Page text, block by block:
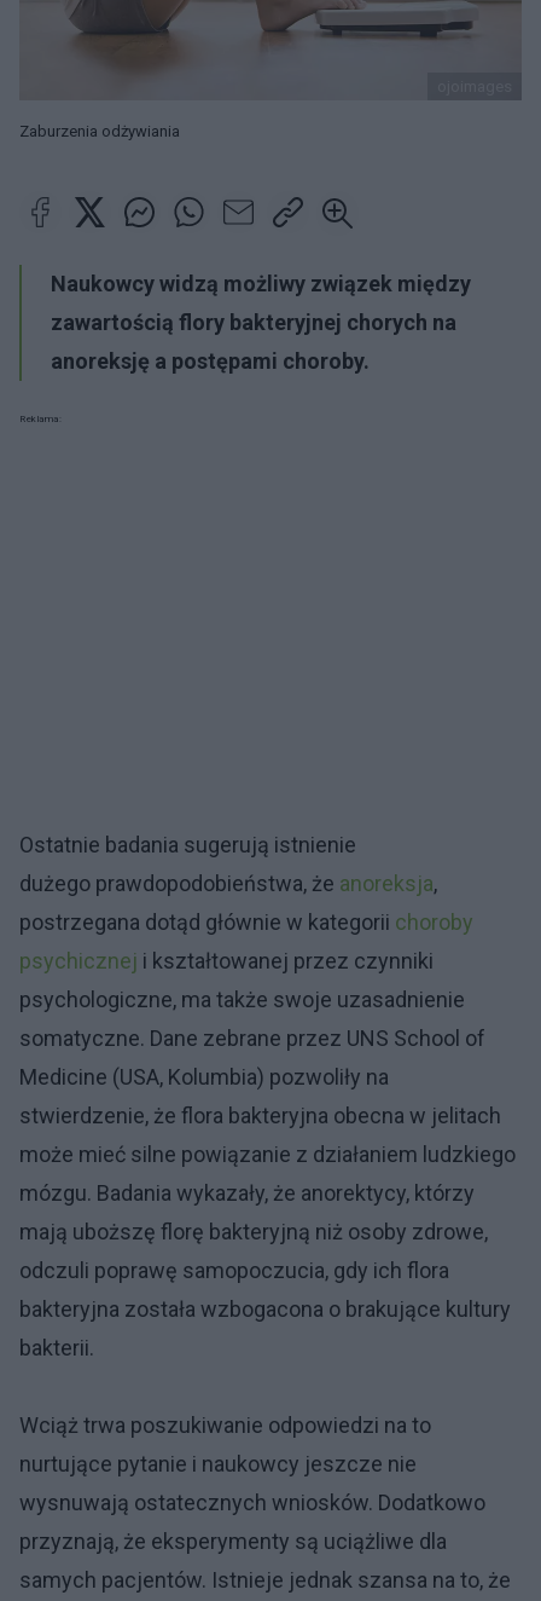
Zaburzenia odżywiania
Naukowcy widzą możliwy związek między
zawartością flory bakteryjnej chorych na
anoreksję a postępami choroby.
Reklama:
Ostatnie badania sugerują istnienie
dużego prawdopodobieństwa, że anoreksja,
postrzegana dotąd głównie w kategorii choroby
psychicznej i kształtowanej przez czynniki
psychologiczne, ma także swoje uzasadnienie
somatyczne. Dane zebrane przez UNS School of
Medicine (USA, Kolumbia) pozwoliły na
stwierdzenie, że flora bakteryjna obecna w jelitach
może mieć silne powiązanie z działaniem ludzkiego
mózgu. Badania wykazały, że anorektycy, którzy
mają uboższę florę bakteryjną niż osoby zdrowe,
odczuli poprawę samopoczucia, gdy ich flora
bakteryjna została wzbogacona o brakujące kultury
bakterii.
Wciąż trwa poszukiwanie odpowiedzi na to
nurtujące pytanie i naukowcy jeszcze nie
wysnuwają ostatecznych wniosków. Dodatkowo
przyznają, że eksperymenty są uciążliwe dla
samych pacjentów. Istnieje jednak szansa na to, że